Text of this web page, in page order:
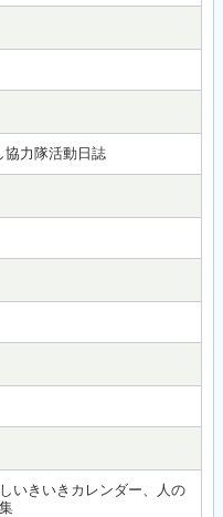
協力隊活動日誌
いきいきカレンダー、人の